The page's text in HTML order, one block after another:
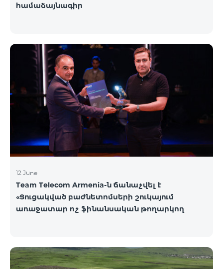
համաձայնագիր
12 June
Team Telecom Armenia-ն ճանաչվել է
«Ցուցակված բաժնետոմսերի շուկայում
առաջատար ոչ ֆինանսական թողարկող